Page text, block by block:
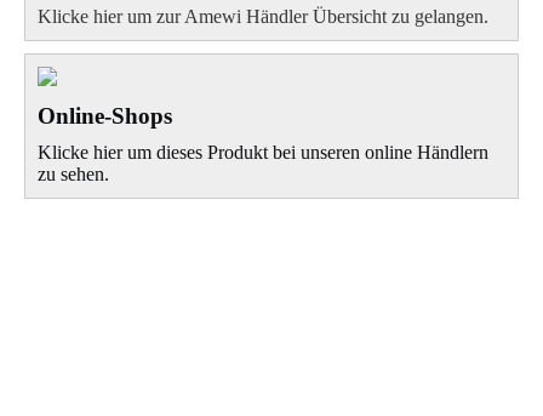
Klicke hier um zur Amewi Händler Übersicht zu gelangen.
Online-Shops
Klicke hier um dieses Produkt bei unseren online Händlern
zu sehen.